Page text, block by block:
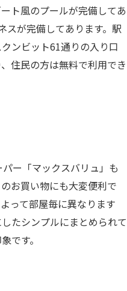
ト風のプールが完備してあ
スが完備してあります。駅
ンビット61通りの入り口
住民の方は無料で利用でき
ー「マックスバリュ」も
お買い物にも大変便利で
って部屋毎に異なります
たシンプルにまとめられて
です。